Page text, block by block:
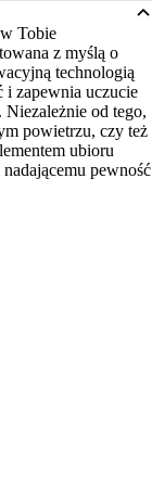
Tobie
z myślą o
technologią
zapewnia uczucie
od tego,
powietrzu, czy też
ubioru
pewność